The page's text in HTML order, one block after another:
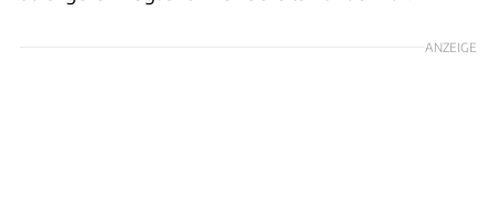
ANZEIGE